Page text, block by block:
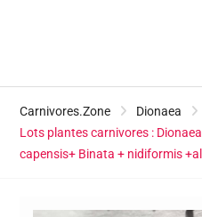
Carnivores.Zone
Dionaea
Lots plantes carnivores :
capensis+ Binata + nidiformis